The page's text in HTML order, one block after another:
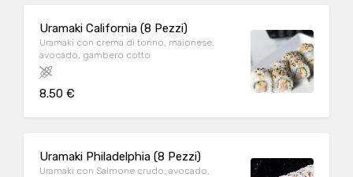
Uramaki California (8 Pezzi)
Uramaki con crema di tonno, maionese,
avocado, gambero cotto
8.50 €
Uramaki Philadelphia (8 Pezzi)
Uramaki con Salmone crudo, avocado,